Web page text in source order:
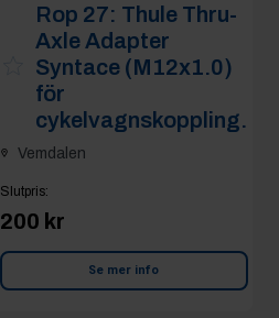
Rop 27: Thule Thru-
Axle Adapter
Syntace (M12x1.0)
för
cykelvagnskoppling.
Vemdalen
Slutpris:
200 kr
Se mer info